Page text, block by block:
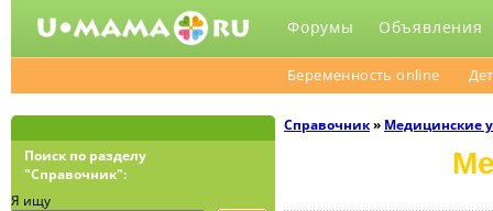
Форумы Объявления
Беременность online
Поиск по разделу
"Справочник":
Я ищу
Справочник» Медицинcкие